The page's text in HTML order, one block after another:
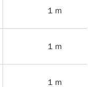
１ｍ
１ｍ
１ｍ